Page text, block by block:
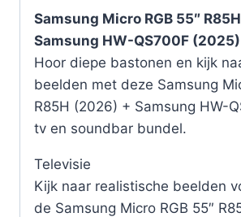
Samsung Micro RGB 55″
Samsung HW-QS700F (2025)
Hoor diepe bastonen en kijk
beelden met deze Samsung
R85H (2026) + Samsung HW-
tv en soundbar bundel.
Televisie
Kijk naar realistische beelden
de Samsung Micro RGB 55″